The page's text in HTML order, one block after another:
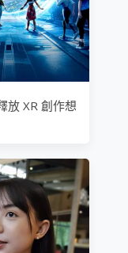
放 XR 創作想